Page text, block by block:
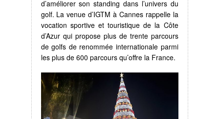
d’améliorer son standing dans l’univers du
golf. La venue d’IGTM à Cannes rappelle la
vocation sportive et touristique de la Côte
d’Azur qui propose plus de trente parcours
de golfs de renommée internationale parmi
les plus de 600 parcours qu’offre la France.